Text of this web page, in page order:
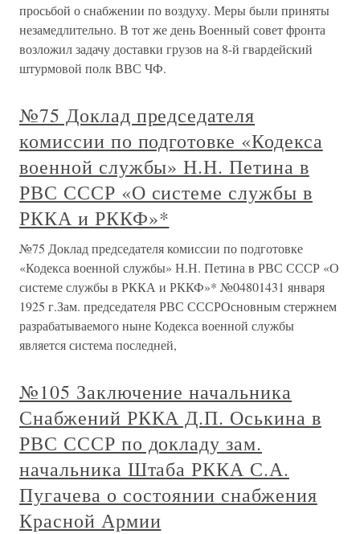
просьбой о снабжении по воздуху. Меры были приняты
незамедлительно. В тот же день Военный совет фронта
возложил задачу доставки грузов на 8-й гвардейский
штурмовой полк ВВС ЧФ.
№75 Доклад председателя
комиссии по подготовке «Кодекса
военной службы» Н.Н. Петина в
РВС СССР «О системе службы в
РККА и РККФ»*
№75 Доклад председателя комиссии по подготовке
«Кодекса военной службы» Н.Н. Петина в РВС СССР «О
системе службы в РККА и РККФ»* №04801431 января
1925 г.Зам. председателя РВС СССРОсновным стержнем
разрабатываемого ныне Кодекса военной службы
является система последней,
№105 Заключение начальника
Снабжений РККА Д.П. Оськина в
РВС СССР по докладу зам.
начальника Штаба РККА С.А.
Пугачева о состоянии снабжения
Красной Армии